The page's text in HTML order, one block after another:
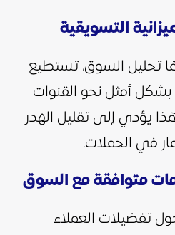
تحليل السوق، تستطيع
بشكل أمثل نحو القنوات
يؤدي إلى تقليل الهدر
في الحملات.
تفضيلات العملاء